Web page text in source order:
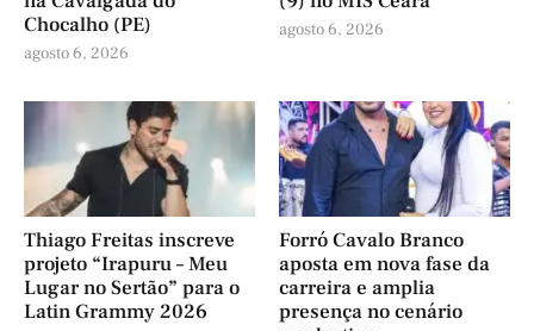
Chocalho (PE)
agosto 6, 2026
agosto 6, 2026
Thiago Freitas inscreve
projeto “Irapuru – Meu
Lugar no Sertão” para o
Latin Grammy 2026
Forró Cavalo Branco
aposta em nova fase da
carreira e amplia
presença no cenário